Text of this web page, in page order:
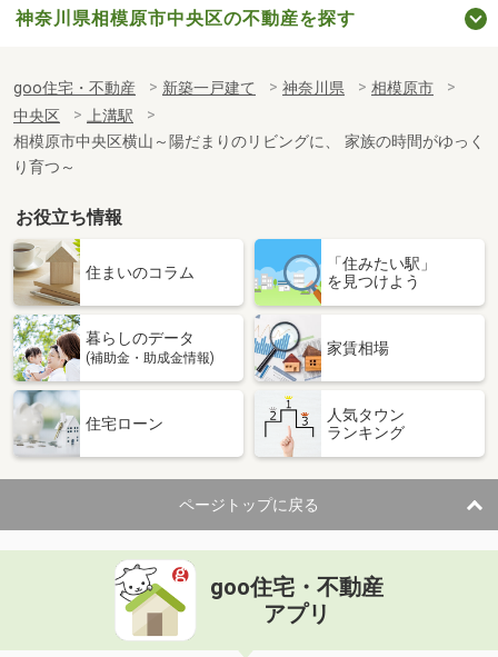
神奈川県相模原市中央区の不動産を探す
goo住宅・不動産 新築一戸建て 神奈川県
相模原市
中央区
上溝駅
相模原市中央区横山～陽だまりのリビングに、 家族の時間がゆっく
り育つ～
お役立ち情報
住まいのコラム
「住みたい駅」
を見つけよう
暮らしのデータ
(補助金・助成金情報)
家賃相場
住宅ローン
人気タウン
ランキング
ページトップに戻る
goo住宅・不動産
アプリ